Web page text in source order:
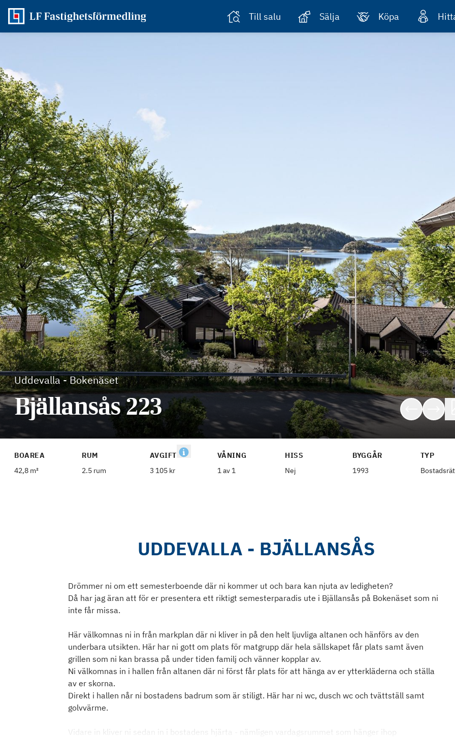
Till salu Sälja Köpa
Uddevalla-Bokenäset
Bjällansås 223
BOAREA
42,8 m²
RUM
2.5 rum
AVGIFT
3 105 kr
VÅNING
1 av 1
HISS
Nej
BYGGÅR
1993
TYP
UDDEVALLA - BJÄLLANSÅS
Drömmer ni om ett semesterboende där ni kommer ut och bara kan njuta av ledigheten?
Då har jag äran att för er presentera ett riktigt semesterparadis ute i Bjällansås på Bokenäset som ni
inte får missa.
Här välkomnas ni in från markplan där ni kliver in på den helt ljuvliga altanen och hänförs av den
underbara utsikten. Här har ni gott om plats för matgrupp där hela sällskapet får plats samt även
grillen som ni kan brassa på under tiden familj och vänner kopplar av.
Ni välkomnas in i hallen från altanen där ni först får plats för att hänga av er ytterkläderna och ställa
av er skorna.
Direkt i hallen når ni bostadens badrum som är stiligt. Här har ni wc, dusch wc och tvättställ samt
golvvärme.
Vidare in kliver ni sedan in i bostadens hjärta - nämligen vardagsrummet som hänger ihop